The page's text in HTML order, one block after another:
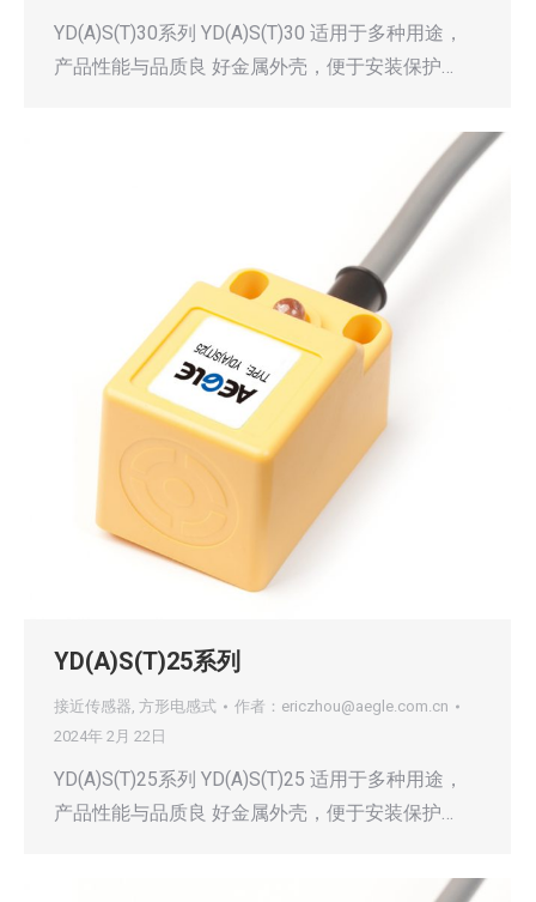
YD(A)S(T)30系列 YD(A)S(T)30 适用于多种用途，
产品性能与品质良 好金属外壳，便于安装保护…
YD(A)S(T)25系列
接近传感器, 方形电感式 作者： ericzhou@aegle.com.cn
2024年 2月 22日
YD(A)S(T)25系列 YD(A)S(T)25 适用于多种用途，
产品性能与品质良 好金属外壳，便于安装保护…